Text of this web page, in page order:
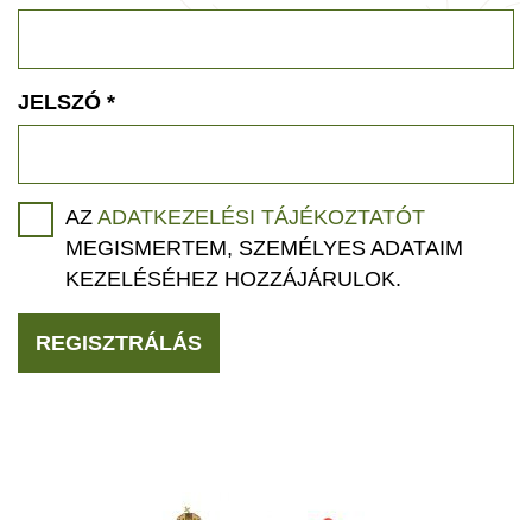
JELSZÓ *
AZ ADATKEZELÉSI TÁJÉKOZTATÓT
MEGISMERTEM, SZEMÉLYES ADATAIM
KEZELÉSÉHEZ HOZZÁJÁRULOK.
REGISZTRÁLÁS